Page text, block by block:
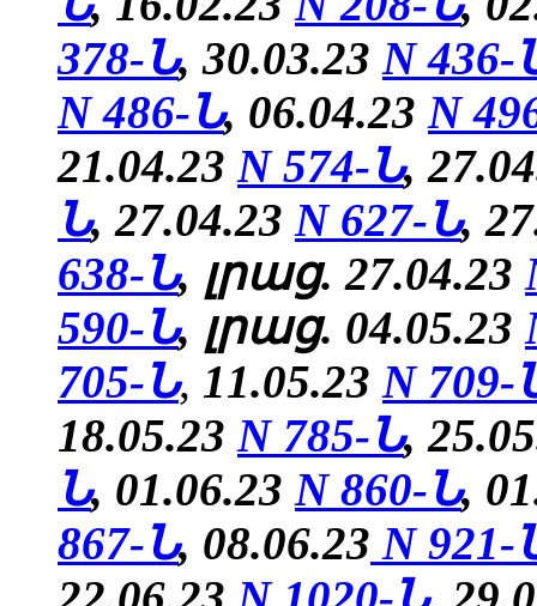
378-Ն, 30.03.23 N 436-
N 486-Ն, 06.04.23 N
21.04.23 N 574-Ն,
Ն, 27.04.23 N 627-Ն,
638-Ն, լրաց. 27.04.23
590-Ն, լրաց. 04.05.23
705-Ն, 11.05.23 N 709-
18.05.23 N 785-Ն,
Ն, 01.06.23 N 860-Ն,
867-Ն, 08.06.23 N 921-